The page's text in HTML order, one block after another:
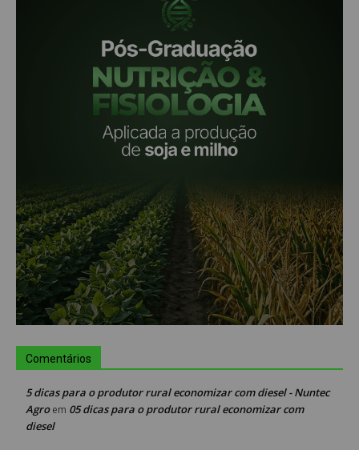
Comentários
5 dicas para o produtor rural economizar com diesel - Nuntec
Agroem 05 dicas para o produtor rural economizar com
diesel